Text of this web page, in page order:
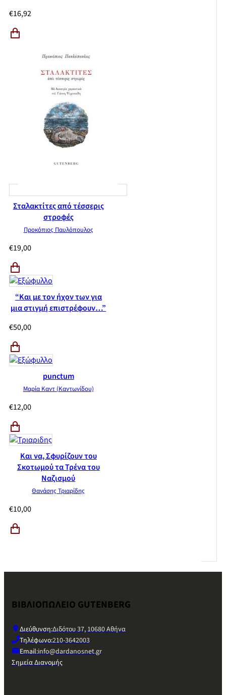
€16,92
Σταλακτίτες από τέσσερις
στροφές
Προκόπιος Παυλόπουλος
€19,00
“Και με τον ήχον των για
μια στιγμή επιστρέφουν…”
€50,00
punctum
Μαρία Καντ (Καντωνίδου)
€12,00
Και να, Σφυρίζουν του
Σκοτωμού τα Τρένα του
Ναζισμού
Θανάσης Τριαρίδης
€10,00
ΒΙΒΛΙΟΠΩΛΕΙΟ GUTENBERG
Διεύθυνση:Διδότου 37, 10680 Αθήνα
Τηλέφωνο:210-3642003
Email:info@dardanosnet.gr
Σημεία Διανομής